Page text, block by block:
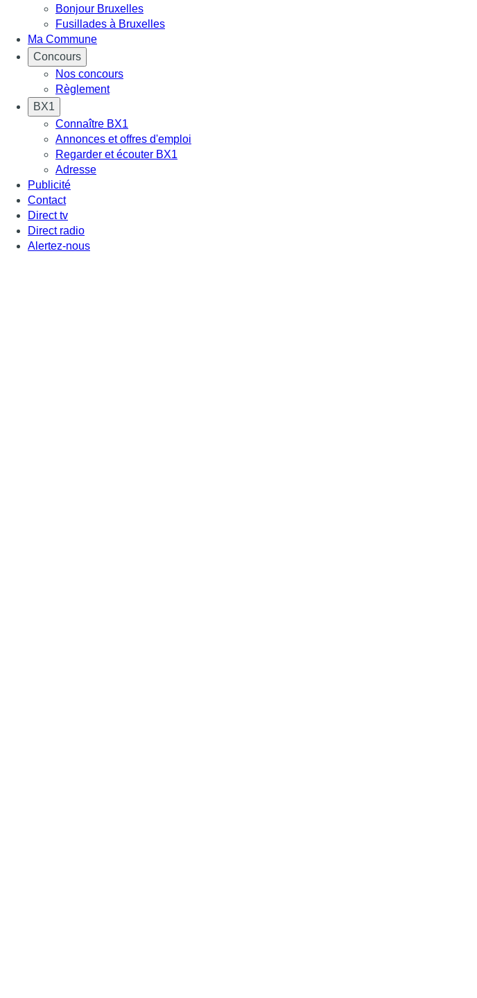
Bonjour Bruxelles
Fusillades à Bruxelles
Ma Commune
Concours
Nos concours
Règlement
BX1
Connaître BX1
Annonces et offres d'emploi
Regarder et écouter BX1
Adresse
Publicité
Contact
Direct tv
Direct radio
Alertez-nous